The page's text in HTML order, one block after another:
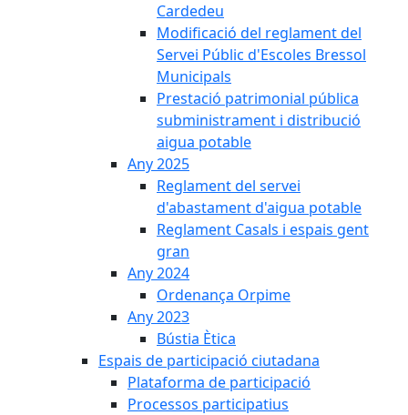
Cardedeu
Modificació del reglament del
Servei Públic d'Escoles Bressol
Municipals
Prestació patrimonial pública
subministrament i distribució
aigua potable
Any 2025
Reglament del servei
d'abastament d'aigua potable
Reglament Casals i espais gent
gran
Any 2024
Ordenança Orpime
Any 2023
Bústia Ètica
Espais de participació ciutadana
Plataforma de participació
Processos participatius